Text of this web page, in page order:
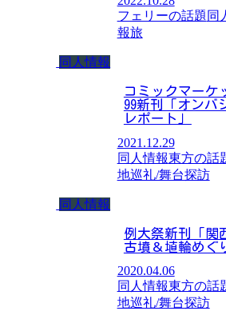
フェリーの話題 同
報旅
同人情報
コミックマーケ
99新刊「オンバ
レポート」
2021.12.29
同人情報東方の話
地巡礼/舞台探訪
同人情報
例大祭新刊「関
古墳＆埴輪めぐ
2020.04.06
同人情報東方の話
地巡礼/舞台探訪